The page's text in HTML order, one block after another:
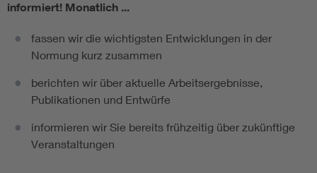
informiert! Monatlich ...
fassen wir die wichtigsten Entwicklungen in der
Normung kurz zusammen
berichten wir über aktuelle Arbeitsergebnisse,
Publikationen und Entwürfe
informieren wir Sie bereits frühzeitig über zukünftige
Veranstaltungen